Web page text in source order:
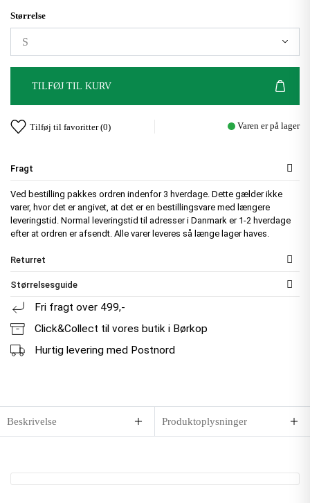
Størrelse
TILFØJ TIL KURV
Tilføj til favoritter (0) Varen er på lager
Fragt
Ved bestilling pakkes ordren indenfor 3 hverdage. Dette gælder ikke
varer, hvor det er angivet, at det er en bestillingsvare med længere
leveringstid. Normal leveringstid til adresser i Danmark er 1-2 hverdage
efter at ordren er afsendt. Alle varer leveres så længe lager haves.
Returret
Størrelsesguide
Fri fragt over 499,-
Click&Collect til vores butik i Børkop
Hurtig levering med Postnord
Beskrivelse Produktoplysninger